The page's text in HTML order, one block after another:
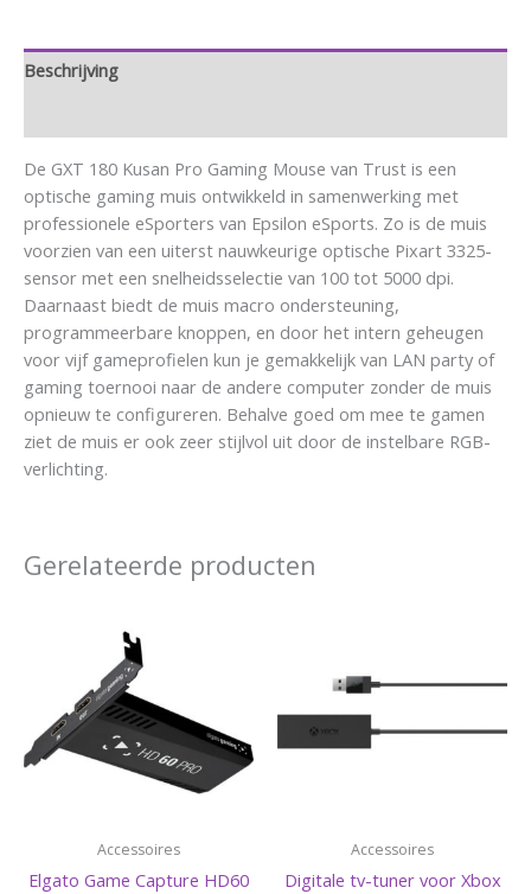
Beschrijving
De GXT 180 Kusan Pro Gaming Mouse van Trust is een
optische gaming muis ontwikkeld in samenwerking met
professionele eSporters van Epsilon eSports. Zo is de muis
voorzien van een uiterst nauwkeurige optische Pixart 3325-
sensor met een snelheidsselectie van 100 tot 5000 dpi.
Daarnaast biedt de muis macro ondersteuning,
programmeerbare knoppen, en door het intern geheugen
voor vijf gameprofielen kun je gemakkelijk van LAN party of
gaming toernooi naar de andere computer zonder de muis
opnieuw te configureren. Behalve goed om mee te gamen
ziet de muis er ook zeer stijlvol uit door de instelbare RGB-
verlichting.
Gerelateerde producten
Accessoires
Elgato Game Capture HD60
Accessoires
Digitale tv-tuner voor Xbox